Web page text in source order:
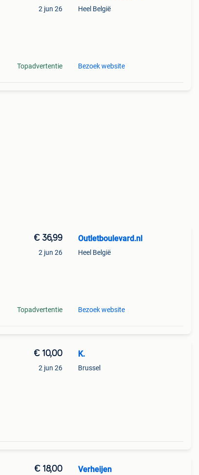
2 jun 26
Topadvertentie
Heel België
Bezoek website
€ 36,99
2 jun 26
Topadvertentie
Outletboulevard.nl
Heel België
Bezoek website
€ 10,00
2 jun 26
K.
Brussel
€ 18,00 Verheijen